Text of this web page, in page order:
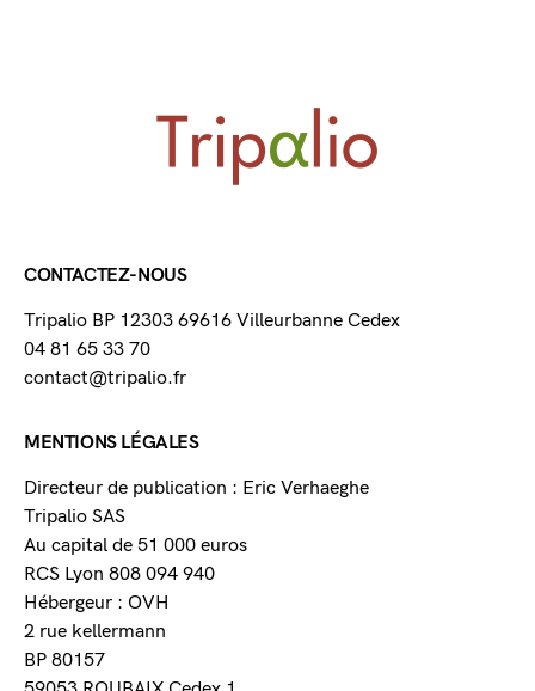
CONTACTEZ-NOUS
Tripalio BP 12303 69616 Villeurbanne Cedex
04 81 65 33 70
contact@tripalio.fr
MENTIONS LÉGALES
Directeur de publication : Eric Verhaeghe
Tripalio SAS
Au capital de 51 000 euros
RCS Lyon 808 094 940
Hébergeur : OVH
2 rue kellermann
BP 80157